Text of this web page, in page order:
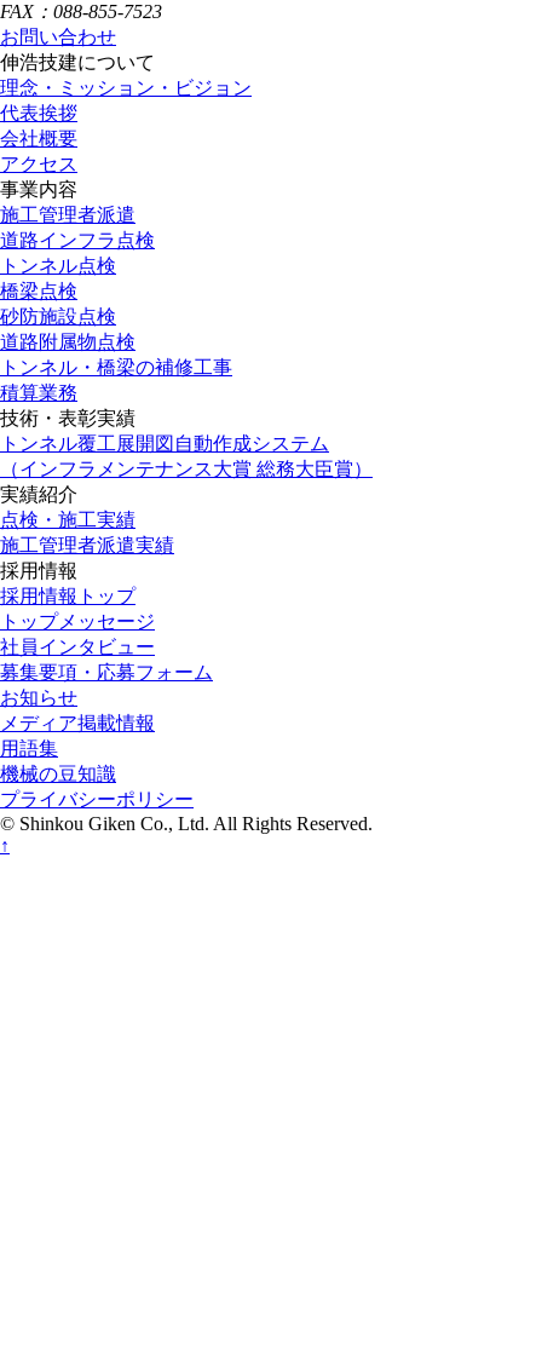
FAX：088-855-7523
お問い合わせ
伸浩技建について
理念・ミッション・ビジョン
代表挨拶
会社概要
アクセス
事業内容
施工管理者派遣
道路インフラ点検
トンネル点検
橋梁点検
砂防施設点検
道路附属物点検
トンネル・橋梁の補修工事
積算業務
技術・表彰実績
トンネル覆工展開図自動作成システム
（インフラメンテナンス大賞 総務大臣賞）
実績紹介
点検・施工実績
施工管理者派遣実績
採用情報
採用情報トップ
トップメッセージ
社員インタビュー
募集要項・応募フォーム
お知らせ
メディア掲載情報
用語集
機械の豆知識
プライバシーポリシー
© Shinkou Giken Co., Ltd. All Rights Reserved.
↑